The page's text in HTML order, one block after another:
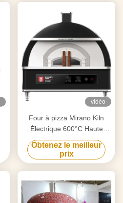
vidéo
Four à pizza Mirano Kiln
Électrique 600°C Haute
température
Obtenez le meilleur
prix